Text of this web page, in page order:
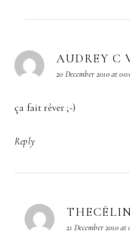
AUDREY C
20 December 2010 at
ça fait rêver ;-)
Reply
21 December 2010 at